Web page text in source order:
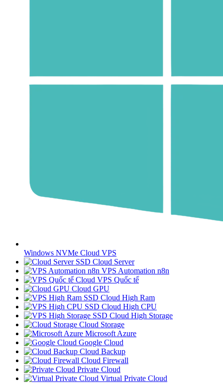
Windows NVMe Cloud VPS
SSD Cloud Server
VPS Automation n8n
Cloud VPS Quốc tế
Cloud GPU
SSD Cloud High Ram
SSD Cloud High CPU
SSD Cloud High Storage
Cloud Storage
Microsoft Azure
Google Cloud
Cloud Backup
Cloud Firewall
Private Cloud
Virtual Private Cloud